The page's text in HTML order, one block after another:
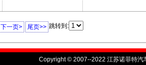
下一页> 尾页>> 跳转到:
Copyright © 2007--2022 江苏诺菲特